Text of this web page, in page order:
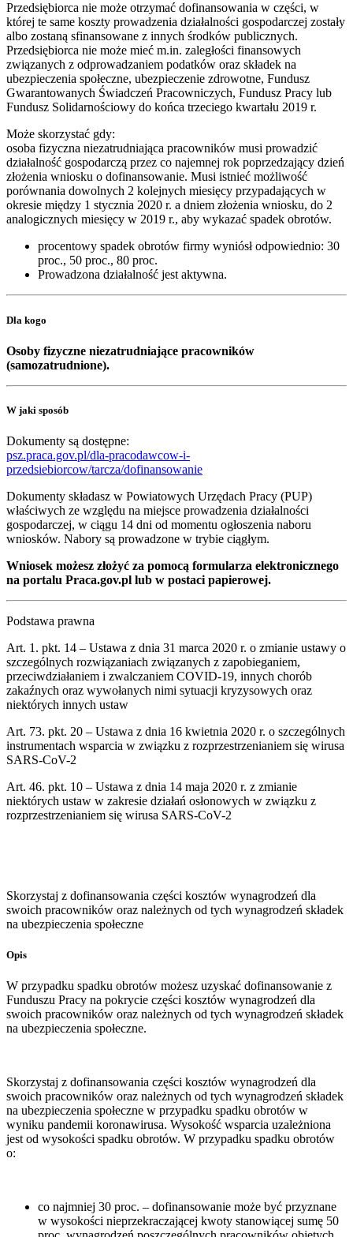
Przedsiębiorca nie może otrzymać dofinansowania w części, w
której te same koszty prowadzenia działalności gospodarczej zostały
albo zostaną sfinansowane z innych środków publicznych.
Przedsiębiorca nie może mieć m.in. zaległości finansowych
związanych z odprowadzaniem podatków oraz składek na
ubezpieczenia społeczne, ubezpieczenie zdrowotne, Fundusz
Gwarantowanych Świadczeń Pracowniczych, Fundusz Pracy lub
Fundusz Solidarnościowy do końca trzeciego kwartału 2019 r.
Może skorzystać gdy:
osoba fizyczna niezatrudniająca pracowników musi prowadzić
działalność gospodarczą przez co najemnej rok poprzedzający dzień
złożenia wniosku o dofinansowanie. Musi istnieć możliwość
porównania dowolnych 2 kolejnych miesięcy przypadających w
okresie między 1 stycznia 2020 r. a dniem złożenia wniosku, do 2
analogicznych miesięcy w 2019 r., aby wykazać spadek obrotów.
procentowy spadek obrotów firmy wyniósł odpowiednio: 30
proc., 50 proc., 80 proc.
Prowadzona działalność jest aktywna.
Dla kogo
Osoby fizyczne niezatrudniające pracowników
(samozatrudnione).
W jaki sposób
Dokumenty są dostępne:
psz.praca.gov.pl/dla-pracodawcow-i-
przedsiebiorcow/tarcza/dofinansowanie
Dokumenty składasz w Powiatowych Urzędach Pracy (PUP)
właściwych ze względu na miejsce prowadzenia działalności
gospodarczej, w ciągu 14 dni od momentu ogłoszenia naboru
wniosków. Nabory są prowadzone w trybie ciągłym.
Wniosek możesz złożyć za pomocą formularza elektronicznego
na portalu Praca.gov.pl lub w postaci papierowej.
Podstawa prawna
Art. 1. pkt. 14 – Ustawa z dnia 31 marca 2020 r. o zmianie ustawy o
szczególnych rozwiązaniach związanych z zapobieganiem,
przeciwdziałaniem i zwalczaniem COVID-19, innych chorób
zakaźnych oraz wywołanych nimi sytuacji kryzysowych oraz
niektórych innych ustaw
Art. 73. pkt. 20 – Ustawa z dnia 16 kwietnia 2020 r. o szczególnych
instrumentach wsparcia w związku z rozprzestrzenianiem się wirusa
SARS-CoV-2
Art. 46. pkt. 10 – Ustawa z dnia 14 maja 2020 r. z zmianie
niektórych ustaw w zakresie działań osłonowych w związku z
rozprzestrzenianiem się wirusa SARS-CoV-2
Skorzystaj z dofinansowania części kosztów wynagrodzeń dla
swoich pracowników oraz należnych od tych wynagrodzeń składek
na ubezpieczenia społeczne
Opis
W przypadku spadku obrotów możesz uzyskać dofinansowanie z
Funduszu Pracy na pokrycie części kosztów wynagrodzeń dla
swoich pracowników oraz należnych od tych wynagrodzeń składek
na ubezpieczenia społeczne.
Skorzystaj z dofinansowania części kosztów wynagrodzeń dla
swoich pracowników oraz należnych od tych wynagrodzeń składek
na ubezpieczenia społeczne w przypadku spadku obrotów w
wyniku pandemii koronawirusa. Wysokość wsparcia uzależniona
jest od wysokości spadku obrotów. W przypadku spadku obrotów
o:
co najmniej 30 proc. – dofinansowanie może być przyznane
w wysokości nieprzekraczającej kwoty stanowiącej sumę 50